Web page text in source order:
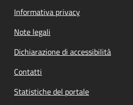
Informativa privacy
Note legali
Dichiarazione di accessibilità
Contatti
Statistiche del portale